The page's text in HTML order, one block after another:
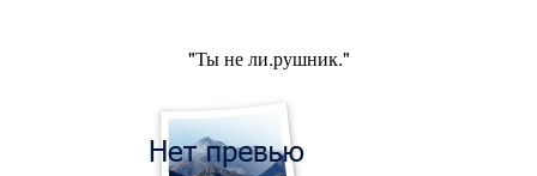
"Ты не ли.рушник."